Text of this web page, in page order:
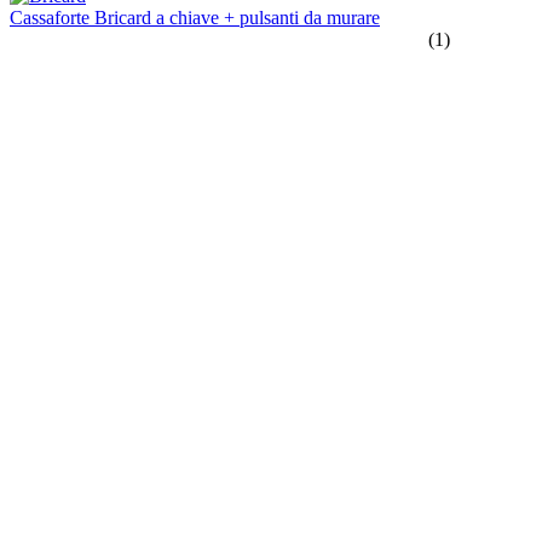
Cassaforte Bricard a chiave + pulsanti da murare
(1)